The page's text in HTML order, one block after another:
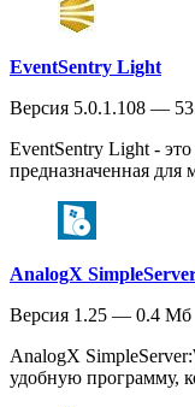
EventSentry Light
Версия 5.0.1.108 —
EventSentry Light -
предназначенная
AnalogX
Версия 1.25 — 0.4 Мб
AnalogX
удобную программу,